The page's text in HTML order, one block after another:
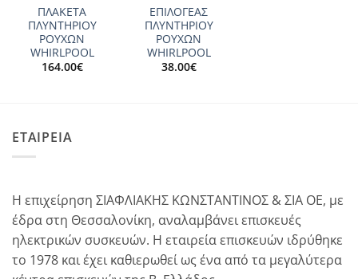
ΠΛΑΚΕΤΑ
ΠΛΥΝΤΗΡΙΟΥ
ΡΟΥΧΩΝ
WHIRLPOOL
164.00€
ΕΠΙΛΟΓΕΑΣ
ΠΛΥΝΤΗΡΙΟΥ
ΡΟΥΧΩΝ
WHIRLPOOL
38.00€
ΕΤΑΙΡΕΙΑ
Η επιχείρηση ΣΙΑΦΛΙΑΚΗΣ ΚΩΝΣΤΑΝΤΙΝΟΣ & ΣΙΑ ΟΕ, με
έδρα στη Θεσσαλονίκη, αναλαμβάνει επισκευές
ηλεκτρικών συσκευών. Η εταιρεία επισκευών ιδρύθηκε
το 1978 και έχει καθιερωθεί ως ένα από τα μεγαλύτερα